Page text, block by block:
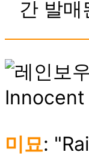
간 발매
미묘: